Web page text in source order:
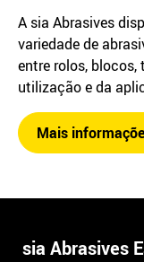
A sia Abrasives
variedade de
entre rolos,
utilização e da
Mais
sia Abrasives